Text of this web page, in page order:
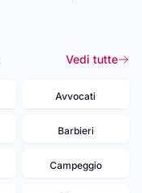
Vedi tutte
Avvocati
Barbieri
Campeggio